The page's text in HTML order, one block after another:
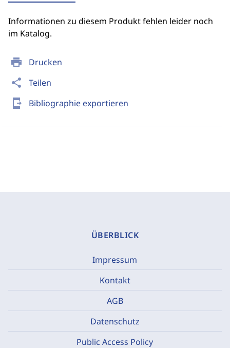
print Drucken
share Teilen
send_to_mobile Bibliographie exportieren
Informationen zu diesem Produkt fehlen leider noch
im Katalog.
ÜBERBLICK
Impressum
Kontakt
AGB
Datenschutz
Public Access Policy